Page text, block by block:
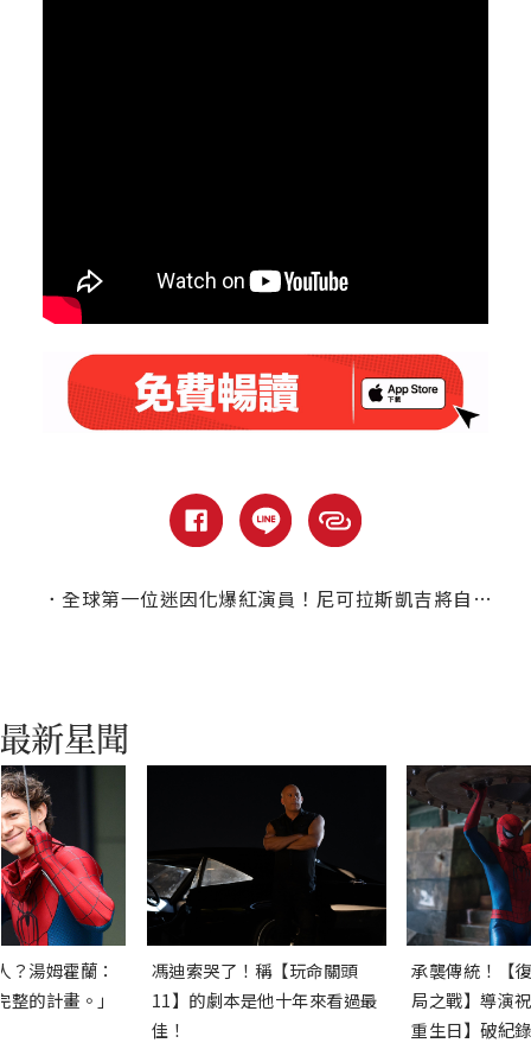
． 全球第一位迷因化爆紅演員！尼可拉斯凱吉將自身經驗運用在片中
？湯姆霍蘭：
的計畫。」
馮迪索哭了！稱【玩命關頭
11】的劇本是他十年來看過最
佳！
承襲傳統！【
局之戰】導演
重生日】破紀